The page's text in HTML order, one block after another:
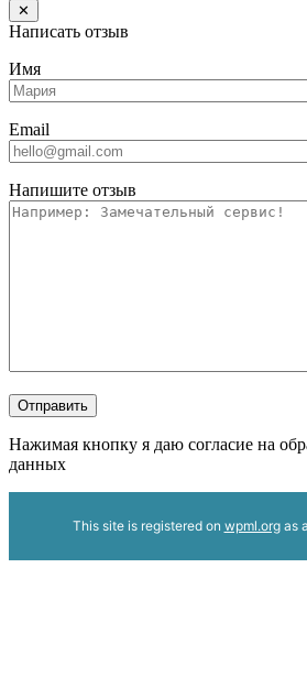
✕
Написать отзыв
Имя
Email
Напишите отзыв
Отправить
Нажимая кнопку я даю согласие на
данных
This site is registered on wpml.orgas